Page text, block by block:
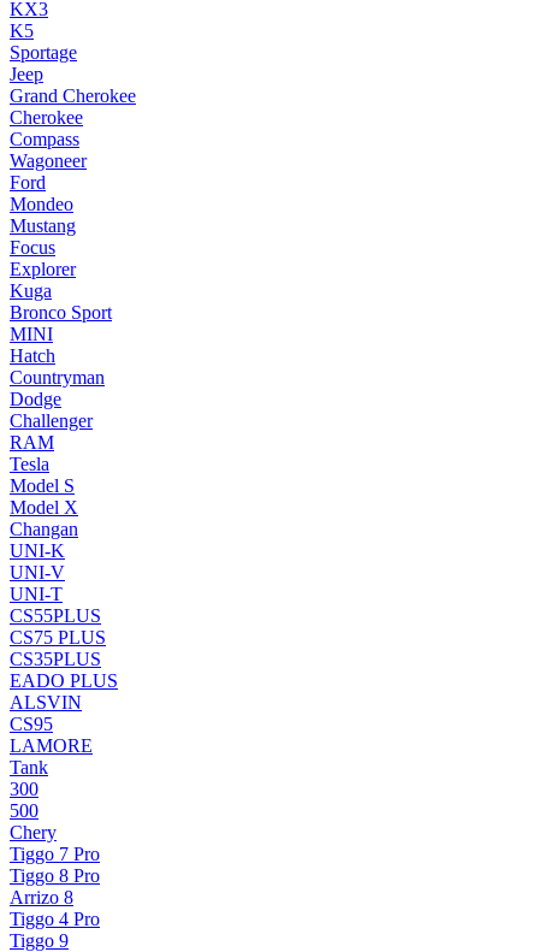
KX3
K5
Sportage
Jeep
Grand Cherokee
Cherokee
Compass
Wagoneer
Ford
Mondeo
Mustang
Focus
Explorer
Kuga
Bronco Sport
MINI
Hatch
Countryman
Dodge
Challenger
RAM
Tesla
Model S
Model X
Changan
UNI-K
UNI-V
UNI-T
CS55PLUS
CS75 PLUS
CS35PLUS
EADO PLUS
ALSVIN
CS95
LAMORE
Tank
300
500
Chery
Tiggo 7 Pro
Tiggo 8 Pro
Arrizo 8
Tiggo 4 Pro
Tiggo 9